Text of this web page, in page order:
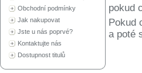
Obchodní podmínky
Jak nakupovat
Jste u nás poprvé?
Kontaktujte nás
Dostupnost titulů
pokud
Pokud
a poté